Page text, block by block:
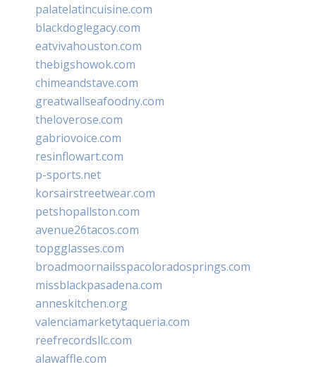
palatelatincuisine.com
blackdoglegacy.com
eatvivahouston.com
thebigshowok.com
chimeandstave.com
greatwallseafoodny.com
theloverose.com
gabriovoice.com
resinflowart.com
p-sports.net
korsairstreetwear.com
petshopallston.com
avenue26tacos.com
topgglasses.com
broadmoornailsspacoloradosprings.com
missblackpasadena.com
anneskitchen.org
valenciamarketytaqueria.com
reefrecordsllc.com
alawaffle.com